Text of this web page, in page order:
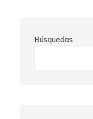
Búsquedas